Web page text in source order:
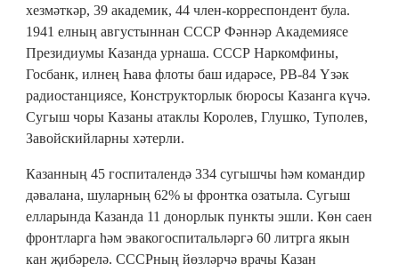
хезмәткәр, 39 академик, 44 член-корреспондент була.
1941 елның августыннан СССР Фәннәр Академиясе
Президиумы Казанда урнаша. СССР Наркомфины,
Госбанк, илнең Һава флоты баш идарәсе, РВ-84 Үзәк
радиостанциясе, Конструкторлык бюросы Казанга күчә.
Сугыш чоры Казаны атаклы Королев, Глушко, Туполев,
Завойскийларны хәтерли.
Казанның 45 госпиталендә 334 сугышчы һәм командир
дәвалана, шуларның 62% ы фронтка озатыла. Сугыш
елларында Казанда 11 донорлык пункты эшли. Көн саен
фронтларга һәм эвакогоспитальләргә 60 литрга якын
кан җибәрелә. СССРның йөзләрчә врачы Казан